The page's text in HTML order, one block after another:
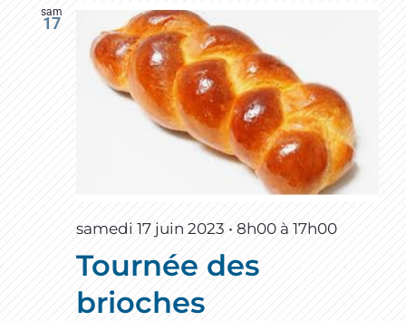
sam
17
samedi 17 juin 2023 • 8h00 à 17h00
Tournée des
brioches